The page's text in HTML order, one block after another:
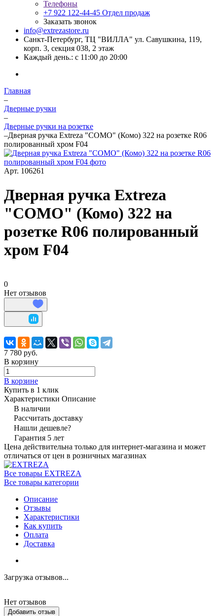
Телефоны
+7 922 122-44-45 Отдел продаж
Заказать звонок
info@extrezastore.ru
Санкт-Петербург, ТЦ "ВИЛЛА" ул. Савушкина, 119,
корп. 3, секция 038, 2 этаж
Каждый день.: с 11:00 до 20:00
Главная
–
Дверные ручки
–
Дверные ручки на розетке
–Дверная ручка Extreza "COMO" (Комо) 322 на розетке R06
полированный хром F04
Арт. 106261
Дверная ручка Extreza
"COMO" (Комо) 322 на
розетке R06 полированный
хром F04
0
Нет отзывов
7 780 руб.
В корзину
В корзине
Купить в 1 клик
Характеристики Описание
В наличии
Рассчитать доставку
Нашли дешевле?
Гарантия 5 лет
Цена действительна только для интернет-магазина и может
отличаться от цен в розничных магазинах
Все товары EXTREZA
Все товары категории
Описание
Отзывы
Характеристики
Как купить
Оплата
Доставка
Загрузка отзывов...
Нет отзывов
Добавить отзыв